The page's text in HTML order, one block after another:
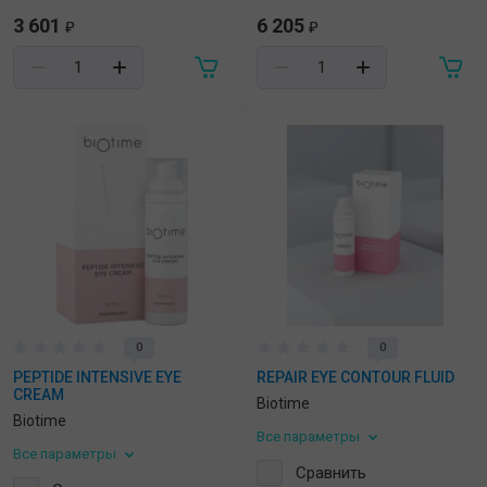
3 601 ₽ 6 205 ₽
0
PEPTIDE INTENSIVE EYE
CREAM
Biotime
Все параметры
0
REPAIR EYE CONTOUR FLUID
Biotime
Все параметры
Сравнить